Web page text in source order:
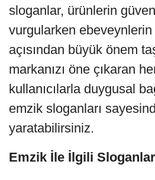
sloganlar, ürünlerin
vurgularken
açısından büyük önem
markanızı öne çıkaran
kullanıcılarla duygusal
emzik sloganları
yaratabilirsiniz.
Emzik İle İlgili Sloganlar